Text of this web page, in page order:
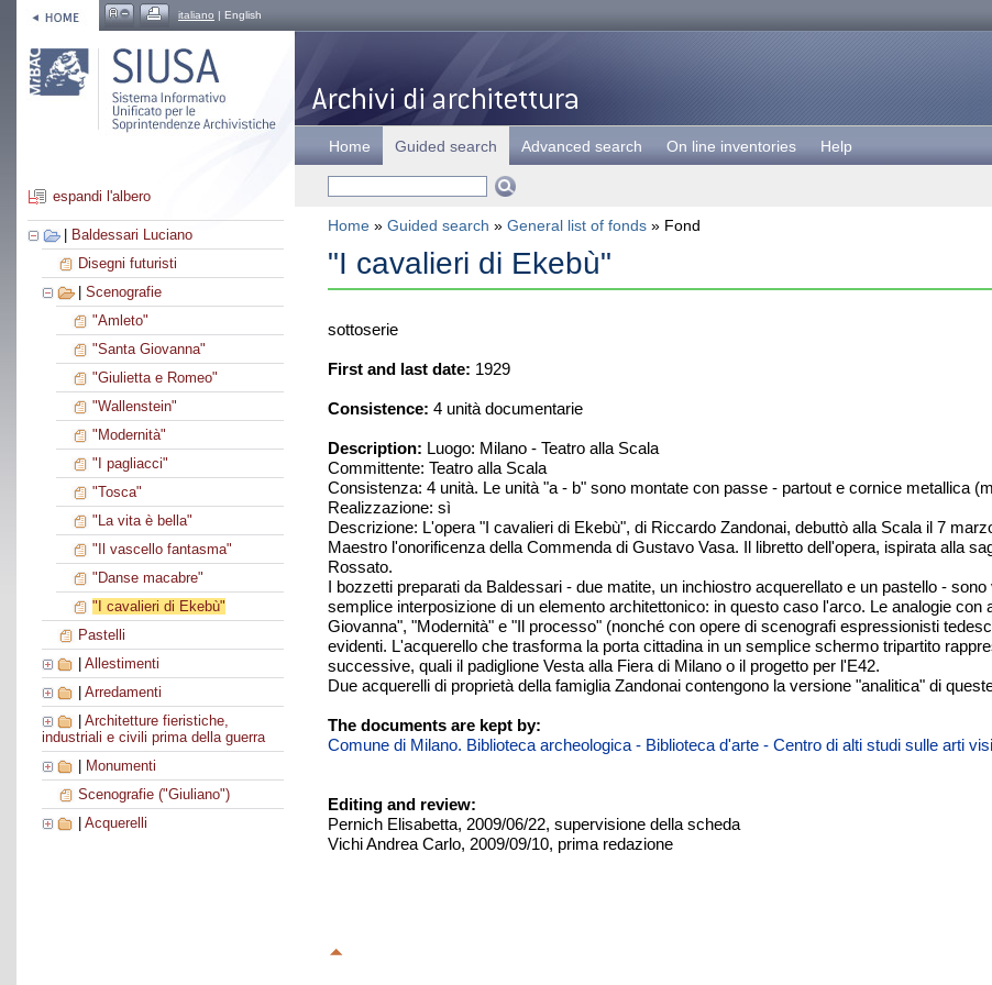
italiano | English
espandi l'albero
Baldessari Luciano
Disegni futuristi
Scenografie
"Amleto"
"Santa Giovanna"
"Giulietta e Romeo"
"Wallenstein"
"Modernità"
"I pagliacci"
"Tosca"
"La vita è bella"
"Il vascello fantasma"
"Danse macabre"
"I cavalieri di Ekebù"
Pastelli
Allestimenti
Arredamenti
Architetture fieristiche,
industriali e civili prima della guerra
Monumenti
Scenografie ("Giuliano")
Acquerelli
Home Guided search Advanced search On line inventories Help
Home » Guided search » General list of fonds » Fond
"I cavalieri di Ekebù"
sottoserie
First and last date: 1929
Consistence: 4 unità documentarie
Description: Luogo: Milano - Teatro alla Scala
Committente: Teatro alla Scala
Consistenza: 4 unità. Le unità "a - b" sono montate con passe - partout e cornice metallica
Realizzazione: sì
Descrizione: L'opera "I cavalieri di Ekebù", di Riccardo Zandonai, debuttò alla Scala il 7
Maestro l'onorificenza della Commenda di Gustavo Vasa. Il libretto dell'opera, ispirata alla
Rossato.
I bozzetti preparati da Baldessari - due matite, un inchiostro acquerellato e un pastello -
semplice interposizione di un elemento architettonico: in questo caso l'arco. Le analogie
Giovanna", "Modernità" e "Il processo" (nonché con opere di scenografi espressionisti
evidenti. L'acquerello che trasforma la porta cittadina in un semplice schermo tripartito
successive, quali il padiglione Vesta alla Fiera di Milano o il progetto per l'E42.
Due acquerelli di proprietà della famiglia Zandonai contengono la versione "analitica" di
The documents are kept by:
Comune di Milano. Biblioteca archeologica - Biblioteca d'arte - Centro di alti studi sulle arti
Editing and review:
Pernich Elisabetta, 2009/06/22, supervisione della scheda
Vichi Andrea Carlo, 2009/09/10, prima redazione